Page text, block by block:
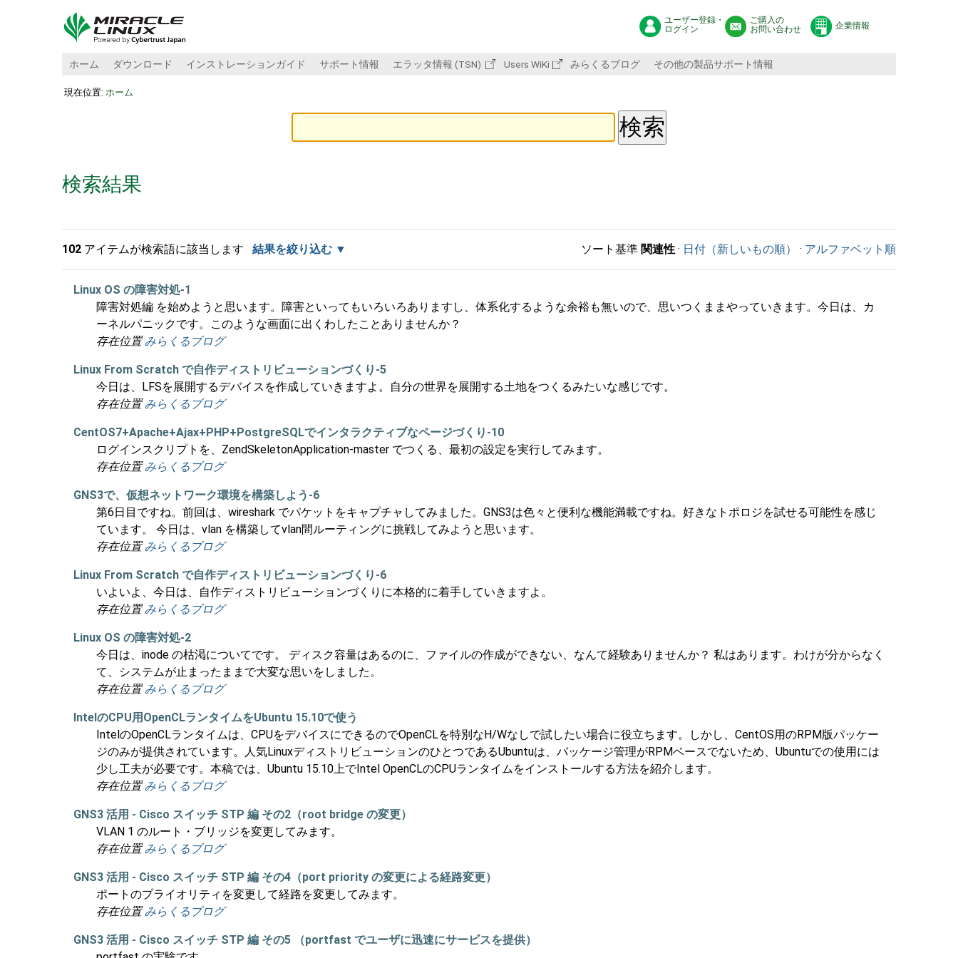
ユーザー登録・
ログイン
ご購入の
お問い合わせ
企業情報
ホーム ダウンロード インストレーションガイド サポート情報 エラッタ情報 (TSN) Users WiKi みらくるブログ その他の製品サポート情報
現在位置: ホーム
検索結果
102 アイテムが検索語に該当します 結果を絞り込む ソート基準 関連性 · 日付（新しいもの順） · アルファベット順
Linux OS の障害対処-1
障害対処編 を始めようと思います。障害といってもいろいろありますし、体系化するような余裕も無いので、思いつくままやっていきます。今日は、カ
ーネルパニックです。このような画面に出くわしたことありませんか？
存在位置 みらくるブログ
Linux From Scratch で自作ディストリビューションづくり-5
今日は、LFSを展開するデバイスを作成していきますよ。自分の世界を展開する土地をつくるみたいな感じです。
存在位置 みらくるブログ
CentOS7+Apache+Ajax+PHP+PostgreSQLでインタラクティブなページづくり-10
ログインスクリプトを、ZendSkeletonApplication-master でつくる、最初の設定を実行してみます。
存在位置 みらくるブログ
GNS3で、仮想ネットワーク環境を構築しよう-6
第6日目ですね。前回は、wireshark でパケットをキャプチャしてみました。GNS3は色々と便利な機能満載ですね。好きなトポロジを試せる可能性を感じ
ています。 今日は、vlan を構築してvlan間ルーティングに挑戦してみようと思います。
存在位置 みらくるブログ
Linux From Scratch で自作ディストリビューションづくり-6
いよいよ、今日は、自作ディストリビューションづくりに本格的に着手していきますよ。
存在位置 みらくるブログ
Linux OS の障害対処-2
今日は、inode の枯渇についてです。 ディスク容量はあるのに、ファイルの作成ができない、なんて経験ありませんか？ 私はあります。わけが分からなく
て、システムが止まったままで大変な思いをしました。
存在位置 みらくるブログ
IntelのCPU用OpenCLランタイムをUbuntu 15.10で使う
IntelのOpenCLランタイムは、CPUをデバイスにできるのでOpenCLを特別なH/Wなしで試したい場合に役立ちます。しかし、CentOS用のRPM版パッケー
ジのみが提供されています。人気LinuxディストリビューションのひとつであるUbuntuは、パッケージ管理がRPMベースでないため、Ubuntuでの使用には
少し工夫が必要です。本稿では、Ubuntu 15.10上でIntel OpenCLのCPUランタイムをインストールする方法を紹介します。
存在位置 みらくるブログ
GNS3 活用 - Cisco スイッチ STP 編 その2（root bridge の変更）
VLAN 1 のルート・ブリッジを変更してみます。
存在位置 みらくるブログ
GNS3 活用 - Cisco スイッチ STP 編 その4（port priority の変更による経路変更）
ポートのプライオリティを変更して経路を変更してみます。
存在位置 みらくるブログ
GNS3 活用 - Cisco スイッチ STP 編 その5 （portfast でユーザに迅速にサービスを提供）